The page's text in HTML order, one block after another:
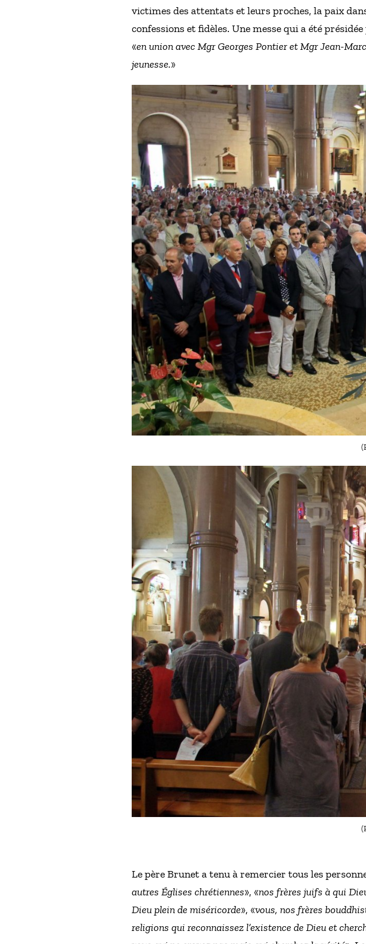
victimes des attentats et leurs proches, la paix
confessions et fidèles. Une messe qui a été
«en union avec Mgr Georges Pontier et Mgr Jean-
jeunesse.»
Le père Brunet a tenu à remercier tous les
autres Églises chrétiennes», «nos frères juifs à qui
Dieu plein de miséricorde», «vous, nos frères
religions qui reconnaissez l’existence de Dieu et